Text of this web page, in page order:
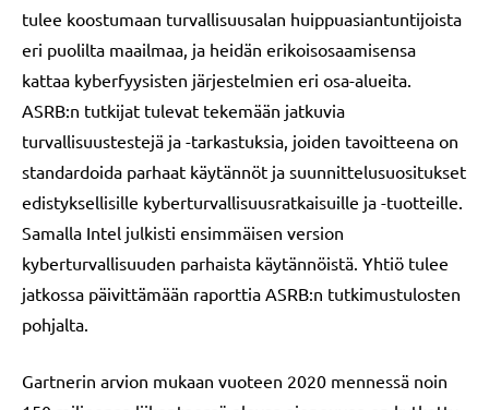
tulee koostumaan turvallisuusalan huippuasiantuntijoista
eri puolilta maailmaa, ja heidän erikoisosaamisensa
kattaa kyberfyysisten järjestelmien eri osa-alueita.
ASRB:n tutkijat tulevat tekemään jatkuvia
turvallisuustestejä ja -tarkastuksia, joiden tavoitteena on
standardoida parhaat käytännöt ja suunnittelusuositukset
edistyksellisille kyberturvallisuusratkaisuille ja -tuotteille.
Samalla Intel julkisti ensimmäisen version
kyberturvallisuuden parhaista käytännöistä. Yhtiö tulee
jatkossa päivittämään raporttia ASRB:n tutkimustulosten
pohjalta.
Gartnerin arvion mukaan vuoteen 2020 mennessä noin